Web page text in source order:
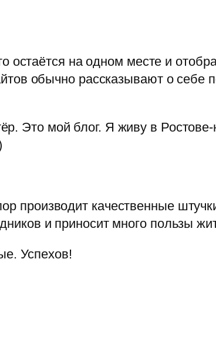
остаётся на одном месте и
обычно рассказывают о себе
Это мой блог. Я живу в
производит качественные
и приносит много пользы
Успехов!